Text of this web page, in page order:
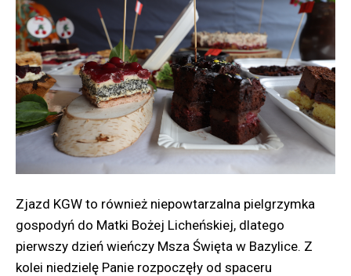
Zjazd KGW to również niepowtarzalna pielgrzymka
gospodyń do Matki Bożej Licheńskiej, dlatego
pierwszy dzień wieńczy Msza Święta w Bazylice. Z
kolei niedzielę Panie rozpoczęły od spaceru